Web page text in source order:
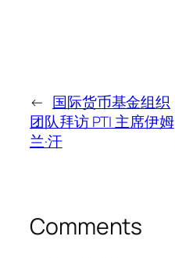
← 国际货币基金组织
团队拜访 PTI 主席伊姆
兰·汗
Comments